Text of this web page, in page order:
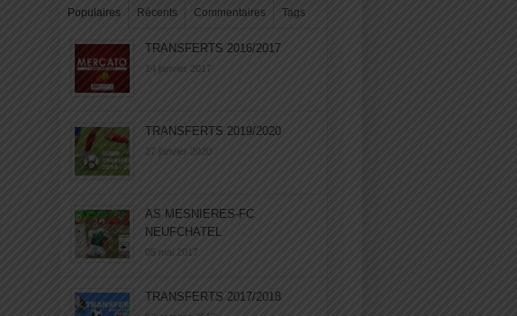
Populaires Récents Commentaires Tags
TRANSFERTS 2016/2017
14 janvier 2017
TRANSFERTS 2019/2020
27 janvier 2020
AS MESNIERES-FC
NEUFCHATEL
05 mai 2017
TRANSFERTS 2017/2018